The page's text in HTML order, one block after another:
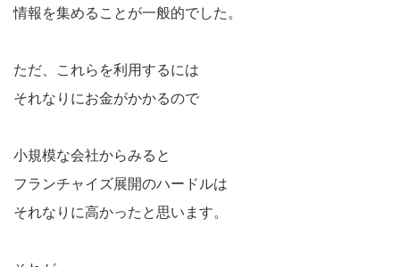
情報を集めることが一般的でした。
ただ、これらを利用するには
それなりにお金がかかるので
小規模な会社からみると
フランチャイズ展開のハードルは
それなりに高かったと思います。